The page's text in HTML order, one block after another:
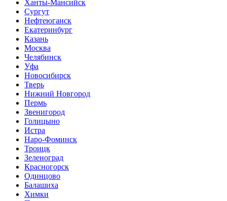
Ханты-Мансийск
Сургут
Нефтеюганск
Екатеринбург
Казань
Москва
Челябинск
Уфа
Новосибирск
Тверь
Нижний Новгород
Пермь
Звенигород
Голицыно
Истра
Наро-Фоминск
Троицк
Зеленоград
Красногорск
Одинцово
Балашиха
Химки